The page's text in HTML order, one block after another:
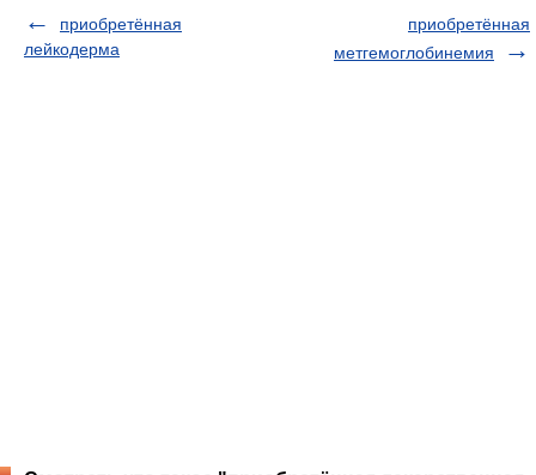
приобретённая
лейкодерма
приобретённая
метгемоглобинемия